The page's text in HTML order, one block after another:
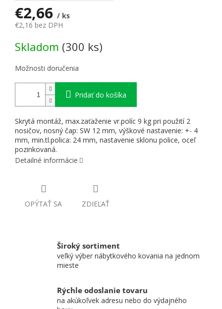
€2,66 / ks
€2,16 bez DPH
Skladom (300 ks)
Možnosti doručenia
Pridať do košíka
Skrytá montáž, max.zaťaženie vr.políc 9 kg pri použití 2
nosičov, nosný čap: SW 12 mm, výškové nastavenie: +- 4
mm, min.tl.polica: 24 mm, nastavenie sklonu police, oceľ
pozinkovaná.
Detailné informácie
OPÝTAŤ SA ZDIEĽAŤ
Široký sortiment
veľký výber nábytkového kovania na jednom
mieste
Rýchle odoslanie tovaru
na akúkoľvek adresu nebo do výdajného